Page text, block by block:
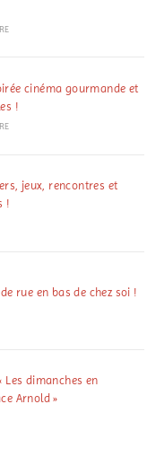
cinéma gourmande et
!
jeux, rencontres et
!
rue en bas de chez soi !
Les dimanches en
Arnold »